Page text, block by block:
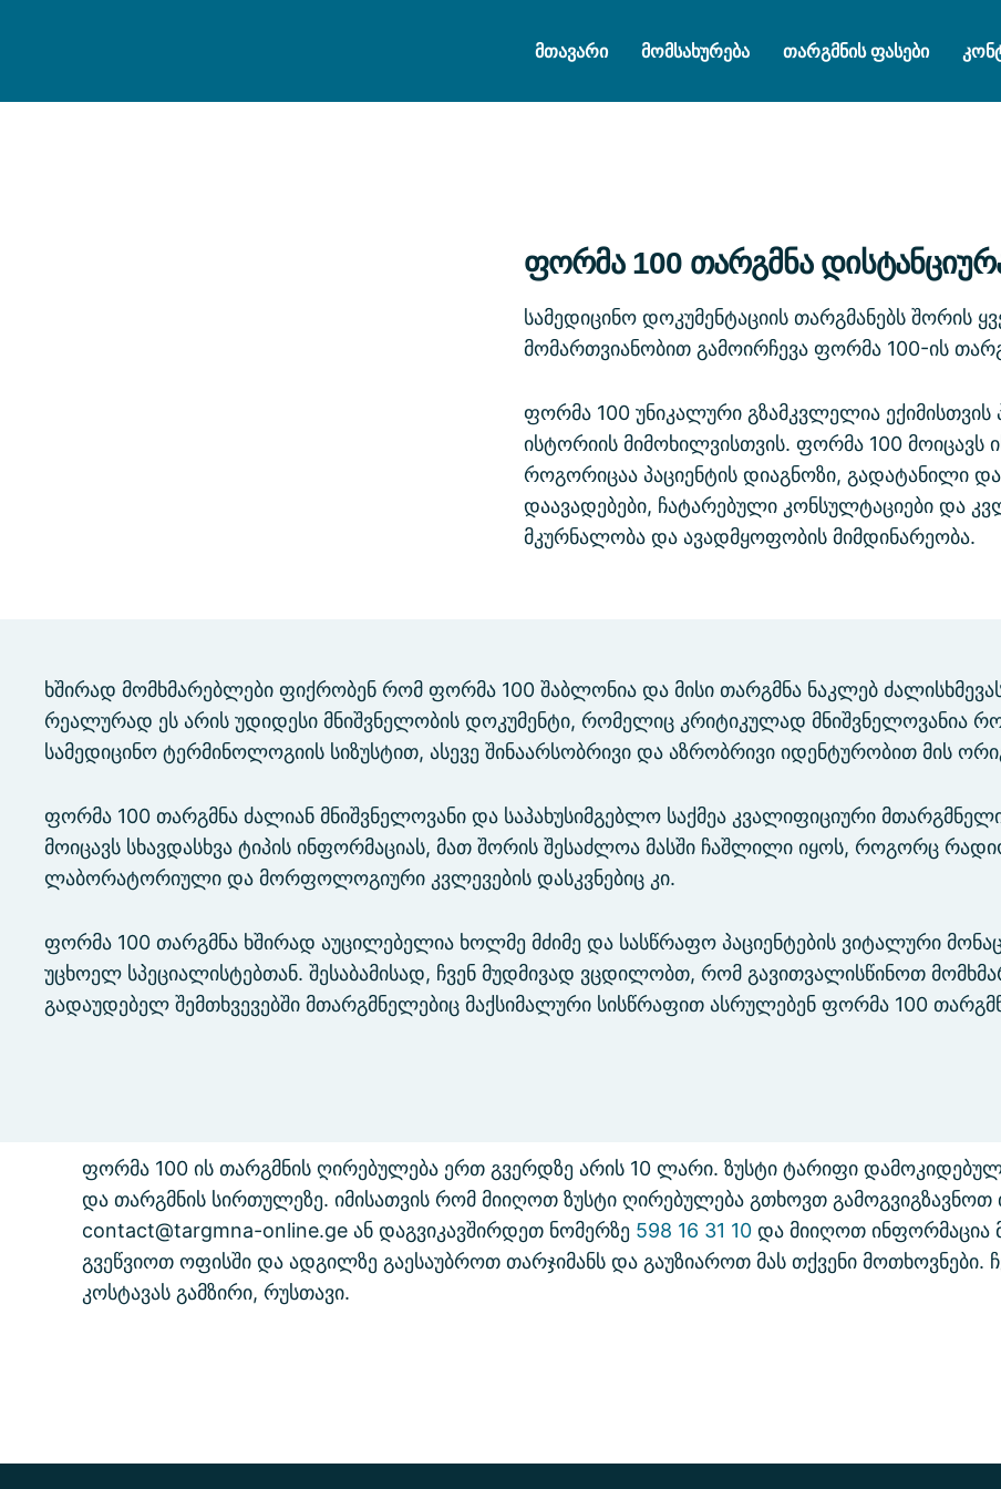
მთავარი მომსახურება თარგმნის ფასები
ფორმა 100 თარგმნა
სამედიცინო დოკუმენტაციის თარგმანებს შორის
მომართვიანობით გამოირჩევა ფორმა 100-ის
ფორმა 100 უნიკალური გზამკვლელია ექიმისთვის
ისტორიის მიმოხილვისთვის. ფორმა 100 მოიცავს
როგორიცაა პაციენტის დიაგნოზი, გადატანილი
დაავადებები, ჩატარებული კონსულტაციები და
მკურნალობა და ავადმყოფობის მიმდინარეობა.
ხშირად მომხმარებლები ფიქრობენ რომ ფორმა 100 შაბლონია და მისი თარგმნა ნაკლებ
რეალურად ეს არის უდიდესი მნიშვნელობის დოკუმენტი, რომელიც კრიტიკულად მნიშვნელოვანია
სამედიცინო ტერმინოლოგიის სიზუსტით, ასევე შინაარსობრივი და აზრობრივი იდენტურობით მის
ფორმა 100 თარგმნა ძალიან მნიშვნელოვანი და საპახუსიმგებლო საქმეა კვალიფიციური
მოიცავს სხავდასხვა ტიპის ინფორმაციას, მათ შორის შესაძლოა მასში ჩაშლილი იყოს, როგორც
ლაბორატორიული და მორფოლოგიური კვლევების დასკვნებიც კი.
ფორმა 100 თარგმნა ხშირად აუცილებელია ხოლმე მძიმე და სასწრაფო პაციენტების ვიტალური
უცხოელ სპეციალისტებთან. შესაბამისად, ჩვენ მუდმივად ვცდილობთ, რომ გავითვალისწინოთ
გადაუდებელ შემთხვევებში მთარგმნელებიც მაქსიმალური სისწრაფით ასრულებენ ფორმა 100
ფორმა 100 ის თარგმნის ღირებულება ერთ გვერდზე არის 10 ლარი. ზუსტი ტარიფი
და თარგმნის სირთულეზე. იმისათვის რომ მიიღოთ ზუსტი ღირებულება გთხოვთ
contact@targmna-online.ge ან დაგვიკავშირდეთ ნომერზე 598 16 31 10 და მიიღოთ ინფორმაცია
გვეწვიოთ ოფისში და ადგილზე გაესაუბროთ თარჯიმანს და გაუზიაროთ მას თქვენი მოთხოვნები.
კოსტავას გამზირი, რუსთავი.